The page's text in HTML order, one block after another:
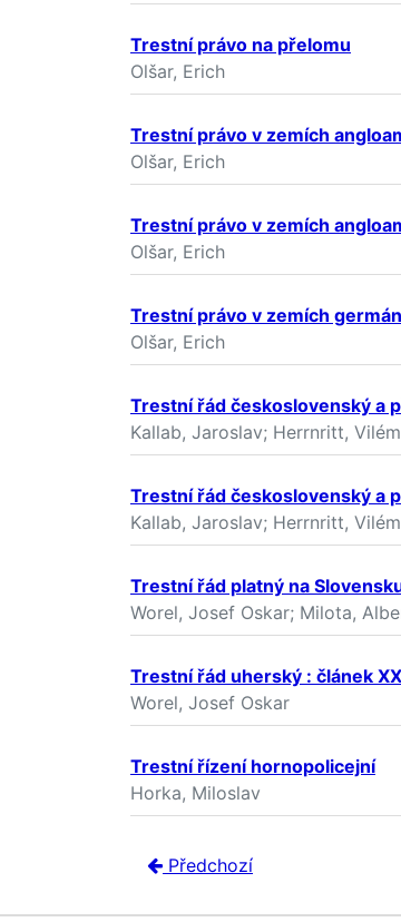
Trestní právo na přelomu
Olšar, Erich
Trestní právo v zemích
Olšar, Erich
Trestní právo v zemích
Olšar, Erich
Trestní právo v zemích
Olšar, Erich
Trestní řád československý a
Kallab, Jaroslav; Herrnritt, Vilém
Trestní řád československý a
Kallab, Jaroslav; Herrnritt, Vilém
Trestní řád platný na
Worel, Josef Oskar; Milota,
Trestní řád uherský : článek
Worel, Josef Oskar
Trestní řízení hornopolicejní
Horka, Miloslav
Předchozí